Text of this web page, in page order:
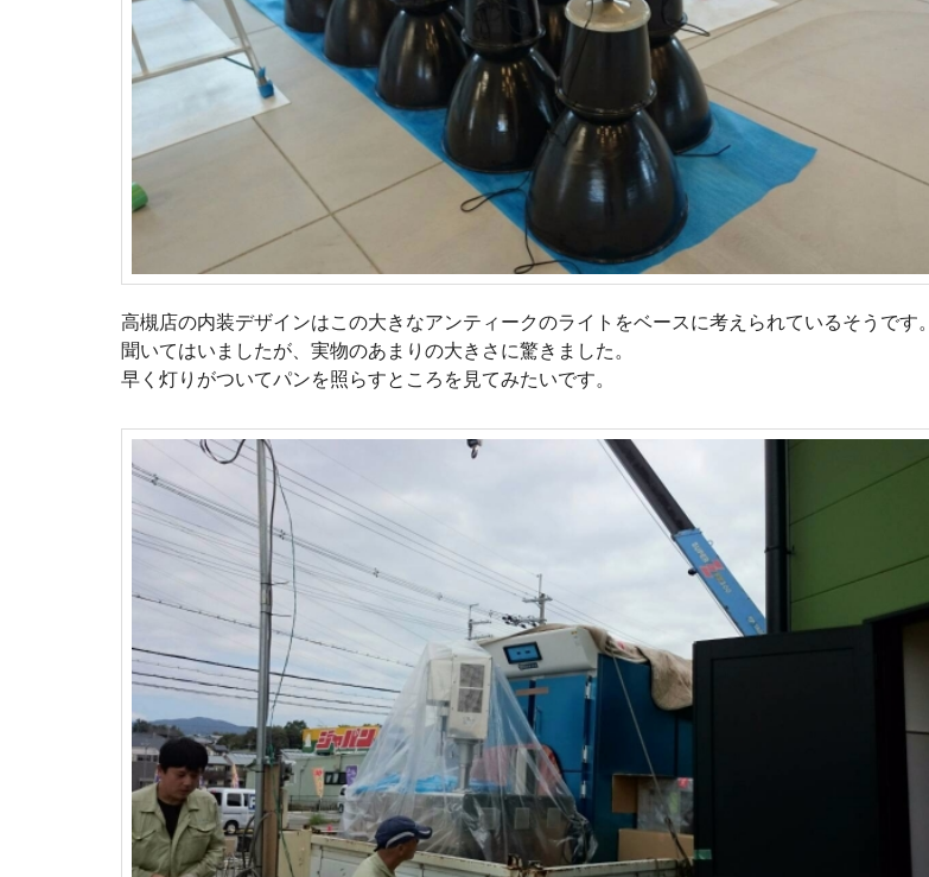
高槻店の内装デザインはこの大きなアンティークのライトをベースに考えられているそうです。
聞いてはいましたが、実物のあまりの大きさに驚きました。
早く灯りがついてパンを照らすところを見てみたいです。